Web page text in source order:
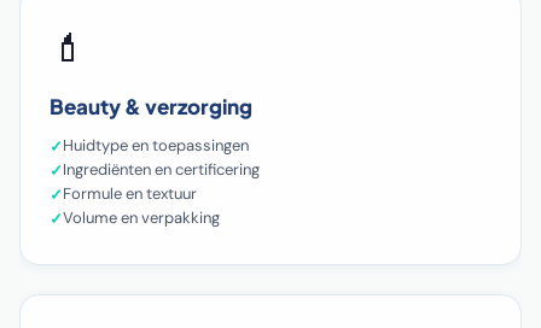
💄
Beauty & verzorging
Huidtype en toepassingen
Ingrediënten en certificering
Formule en textuur
Volume en verpakking